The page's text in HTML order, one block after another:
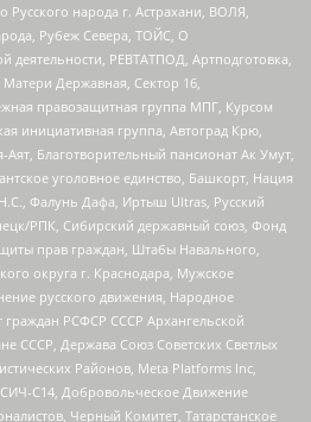
народа г. Астрахани, ВОЛЯ,
Рубеж Севера, ТОЙС, О
деятельности, РЕВТАТПОД, Артподготовка,
Державная, Сектор 16,
правозащитная группа МПГ, Курсом
инициативная группа, Автоград Крю,
Благотворительный пансионат Ак Умут,
уголовное единство, Башкорт, Нация
Фалунь Дафа, Иртыш Ultras, Русский
РПК, Сибирский державный союз, Фонд
прав граждан, Штабы Навального,
округа г. Краснодара, Мужское
русского движения, Народное
граждан РСФСР СССР Архангельской
СССР, Держава Союз Советских Светлых
Районов, Meta Platforms Inc,
С14, Добровольческое Движение
Черный Комитет, Татарстанское